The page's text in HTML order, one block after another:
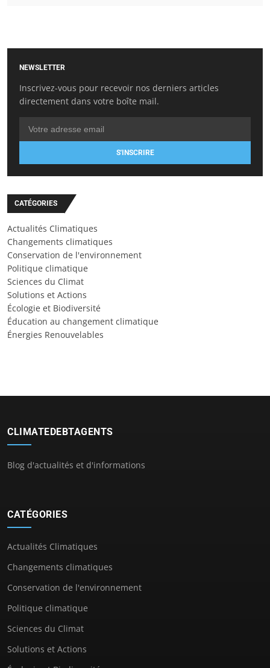
NEWSLETTER
Inscrivez-vous pour recevoir nos derniers articles
directement dans votre boîte mail.
S'INSCRIRE
CATÉGORIES
Actualités Climatiques
Changements climatiques
Conservation de l'environnement
Politique climatique
Sciences du Climat
Solutions et Actions
Écologie et Biodiversité
Éducation au changement climatique
Énergies Renouvelables
CLIMATEDEBTAGENTS
Blog d'actualités et d'informations
CATÉGORIES
Actualités Climatiques
Changements climatiques
Conservation de l'environnement
Politique climatique
Sciences du Climat
Solutions et Actions